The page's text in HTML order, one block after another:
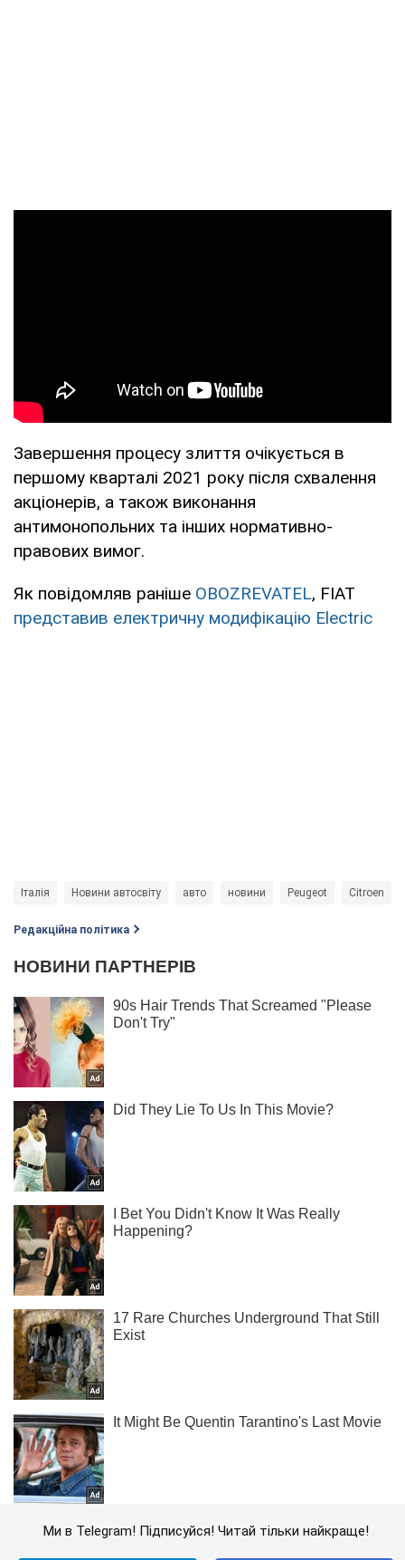
Завершення процесу злиття очікується в
першому кварталі 2021 року після схвалення
акціонерів, а також виконання
антимонопольних та інших нормативно-
правових вимог.
Як повідомляв раніше OBOZREVATEL, FIAT
представив електричну модифікацію Electric
Італія Новини автосвіту авто новини Peugeot Citroen
Редакційна політика
Ми в Telegram! Підписуйся! Читай тільки найкраще!